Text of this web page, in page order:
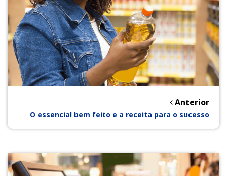
Anterior
O essencial bem feito e a receita para o sucesso